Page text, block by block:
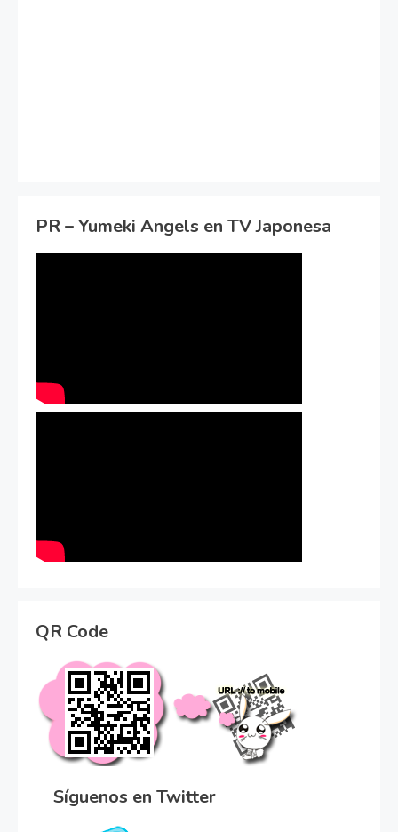
PR – Yumeki Angels en TV Japonesa
QR Code
Síguenos en Twitter